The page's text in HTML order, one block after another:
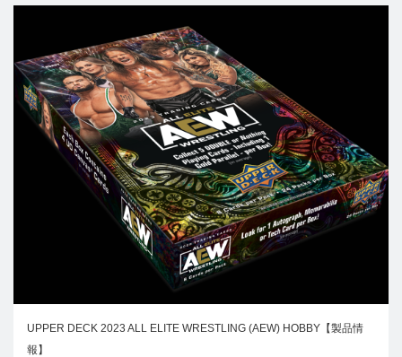
UPPER DECK 2023 ALL ELITE WRESTLING (AEW) HOBBY【製品情
報】